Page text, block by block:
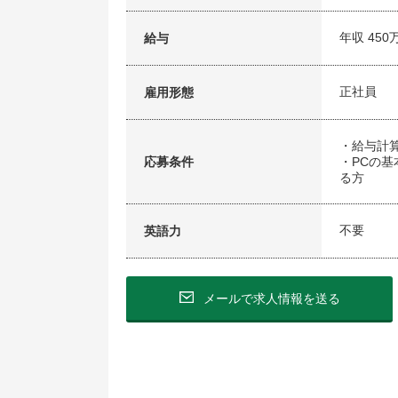
給与 年収 450
雇用形態 正社員
応募条件
・給与計
・PCの
る方
英語力 不要
メールで求人情報を送る